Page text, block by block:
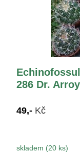
286 Dr.
49,- Kč
skladem (20 ks)